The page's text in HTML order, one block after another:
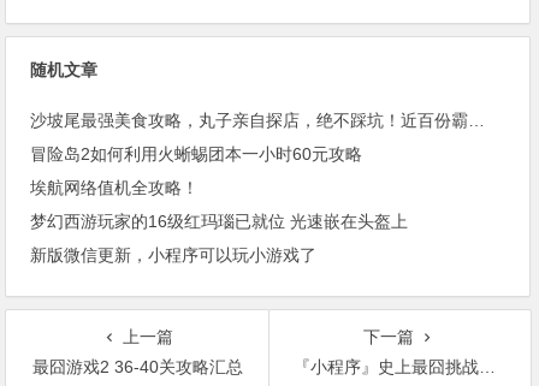
随机文章
沙坡尾最强美食攻略，丸子亲自探店，绝不踩坑！近百份霸王餐免费送，祝宝宝们双节快乐
冒险岛2如何利用火蜥蜴团本一小时60元攻略
埃航网络值机全攻略！
梦幻西游玩家的16级红玛瑙已就位 光速嵌在头盔上
新版微信更新，小程序可以玩小游戏了
上一篇
最囧游戏2 36-40关攻略汇总
下一篇
『小程序』史上最囧挑战：攻略大全1-100关答案总汇